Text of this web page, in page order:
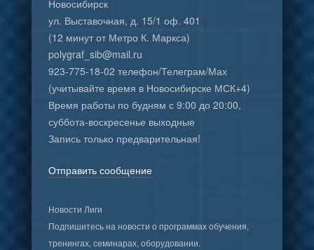
Новосибирск
ул. Выставочная, д. 15/1 оф. 401
(12 минут от Метро К. Маркса)
polygraf_sib@mail.ru
923-775-18-02 телефон/Телеграм/Мах
(учитывайте время в Новосибирске МСК+4)
Время работы по будням с 9:00 до 20:00,
суббота-воскресенье выходные
Запись только предварительная!
Отправить сообщение
Новости Лиги
Подпишитесь на новости о программах обучения,
тренингах, семинарах, оборудовании.